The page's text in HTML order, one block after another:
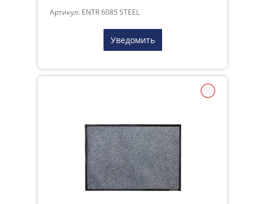
Артикул: ENTR 6085 STEEL
Уведомить